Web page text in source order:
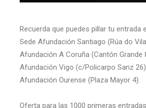
Recuerda que puedes pillar tu entrada
Sede Afundación Santiago (Rúa do
Afundación A Coruña (Cantón Grande
Afundación Vigo (c/Policarpo Sanz
Afundación Ourense (Plaza Mayor 4).
Oferta para las 1000 primeras